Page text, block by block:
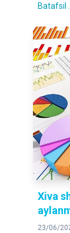
Batafsil ...
Xiva
23/06/